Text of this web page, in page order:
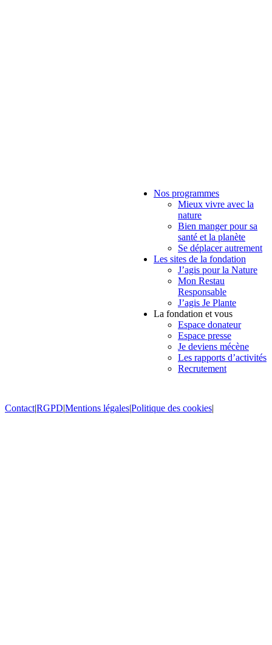
Nos programmes
Mieux vivre avec la
nature
Bien manger pour sa
santé et la planète
Se déplacer autrement
Les sites de la fondation
J’agis pour la Nature
Mon Restau
Responsable
J’agis Je Plante
La fondation et vous
Espace donateur
Espace presse
Je deviens mécène
Les rapports d’activités
Recrutement
Contact|RGPD|Mentions légales|Politique des cookies|